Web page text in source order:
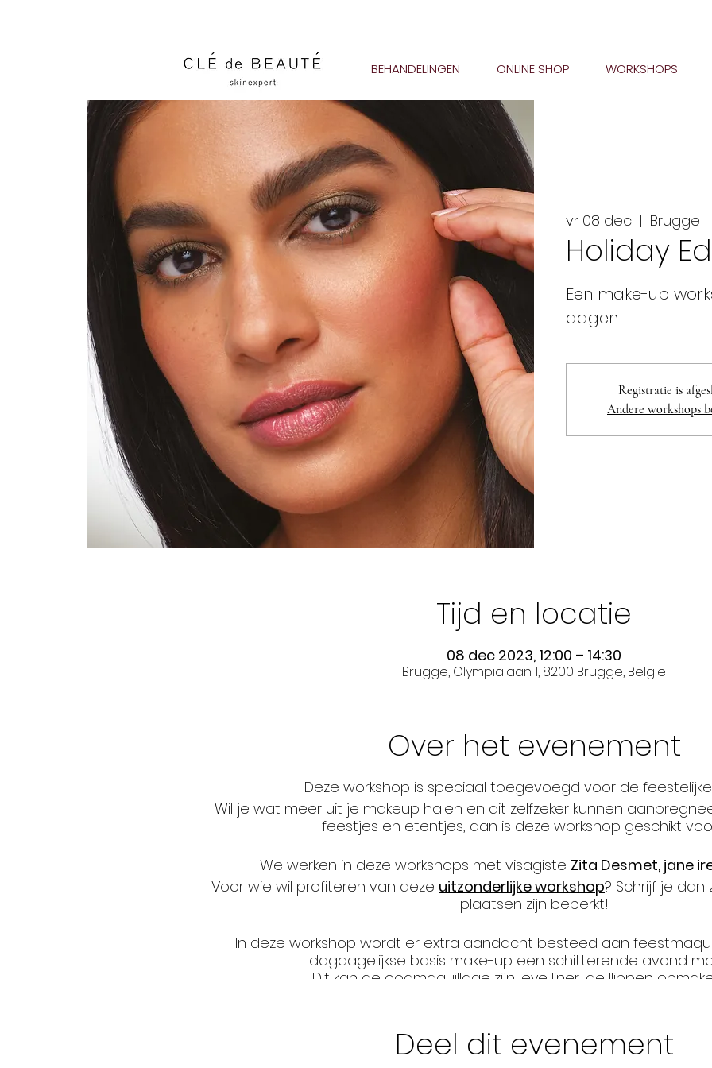
BEHANDELINGEN ONLINE SHOP WORKSHOPS
vr 08 dec
  |
Brugge
Holiday
Een make-up
dagen.
Registratie is
Andere workshops
Tijd en locatie
08 dec 2023, 12:00 – 14:30
Brugge, Olympialaan 1, 8200 Brugge, België
Over het evenement
Deze workshop is speciaal toegevoegd voor de
Wil je wat meer uit je makeup halen en dit zelfzeker kunnen
feestjes en etentjes, dan is deze workshop geschikt
We werken in deze workshops met visagiste Zita Desmet, jane
Voor wie wil profiteren van deze uitzonderlijke workshop? Schrijf je dan
plaatsen zijn beperkt!
In deze workshop wordt er extra aandacht besteed aan
dagdagelijkse basis make-up een schitterende avond
Dit kan de oogmaquillage zijn, eye liner, de llippen
alles zelf.
Wij kiezen voor jou de juiste kleuren en producten, we demonstreren het
Deel dit evenement